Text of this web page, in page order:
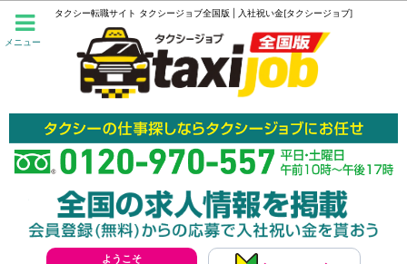
メニュー
タクシー転職サイト タクシージョブ全国版 | 入社祝い金[タクシージョブ]
ようこそ